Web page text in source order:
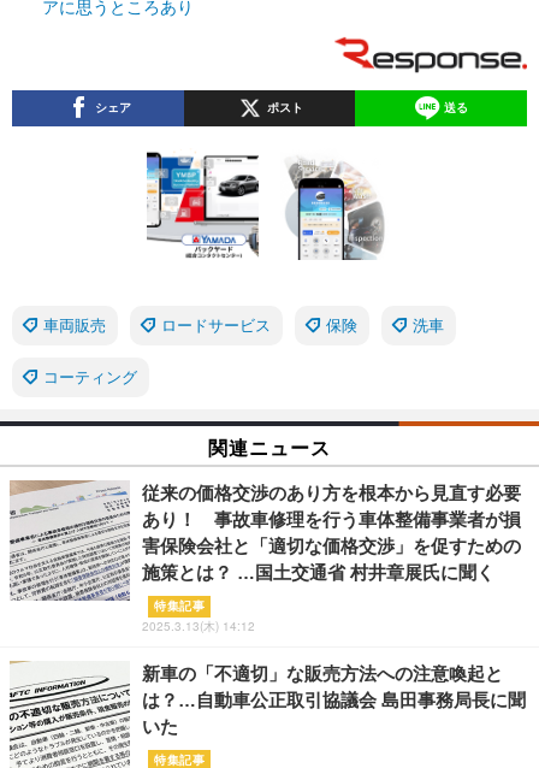
アに思うところあり
シェア ポスト 送る
車両販売 ロードサービス 保険 洗車
コーティング
関連ニュース
従来の価格交渉のあり方を根本から見直す必要
あり！ 事故車修理を行う車体整備事業者が損
害保険会社と「適切な価格交渉」を促すための
施策とは？ …国土交通省 村井章展氏に聞く
特集記事
2025.3.13(木) 14:12
新車の「不適切」な販売方法への注意喚起と
は？…自動車公正取引協議会 島田事務局長に聞
いた
特集記事